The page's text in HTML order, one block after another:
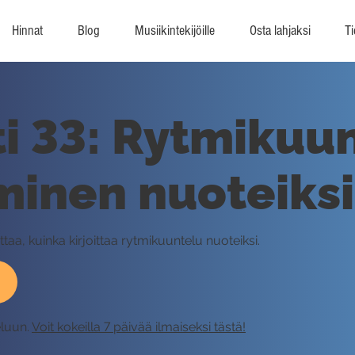
Hinnat Blog Musiikintekijöille Osta lahjaksi
33:
nuoteiksi
kuinka kirjoittaa rytmikuuntelu nuoteiksi.
Voit kokeilla 7 päivää ilmaiseksi tästä!